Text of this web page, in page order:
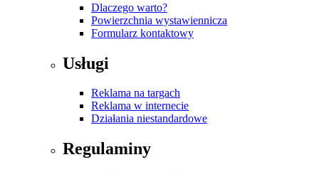
Dlaczego warto?
Powierzchnia wystawiennicza
Formularz kontaktowy
Usługi
Reklama na targach
Reklama w internecie
Działania niestandardowe
Regulaminy